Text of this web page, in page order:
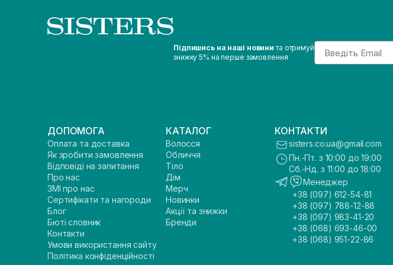
Підпишись на наші новини та отримуй
знижку 5% на перше замовлення
Email
ДОПОМОГА
Оплата та доставка
Як зробити замовлення
Відповіді на запитання
Про нас
ЗМІ про нас
Сертифікати та нагороди
Блог
Бюті словник
Контакти
Умови використання сайту
Політика конфіденційності
КАТАЛОГ
Волосся
Обличчя
Тіло
Дім
Мерч
Новинки
Акції та знижки
Бренди
КОНТАКТИ
sisters.co.ua@gmail.com
Пн.-Пт. з 10:00 до 19:00
Сб.-Нд. з 11:00 до 18:00
Менеджер
+38 (097) 612-54-81
+38 (097) 788-12-88
+38 (097) 983-41-20
+38 (068) 693-46-00
+38 (068) 951-22-86